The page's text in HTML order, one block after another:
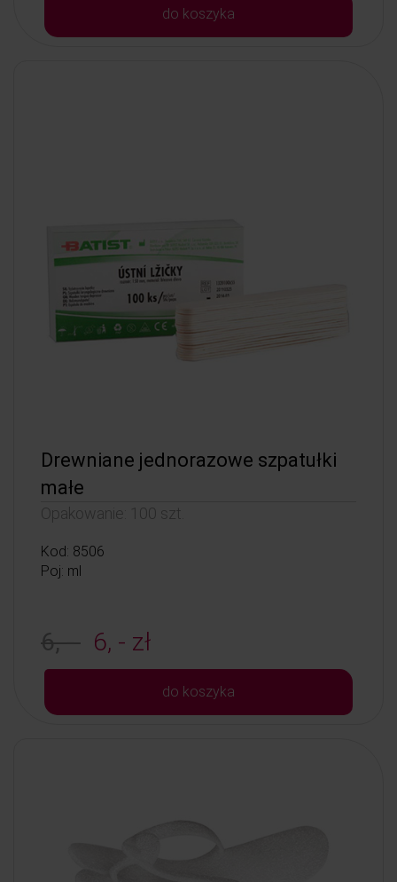
do koszyka
Drewniane jednorazowe szpatułki
małe
Opakowanie: 100 szt.
Kod: 8506
Poj: ml
6, - 6, - zł
do koszyka